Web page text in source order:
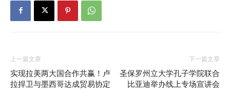
上一篇文章
实现拉美两大国合作共赢！卢
拉捍卫与墨西哥达成贸易协定
下一篇文章
圣保罗州立大学孔子学院联合
比亚迪举办线上专场宣讲会